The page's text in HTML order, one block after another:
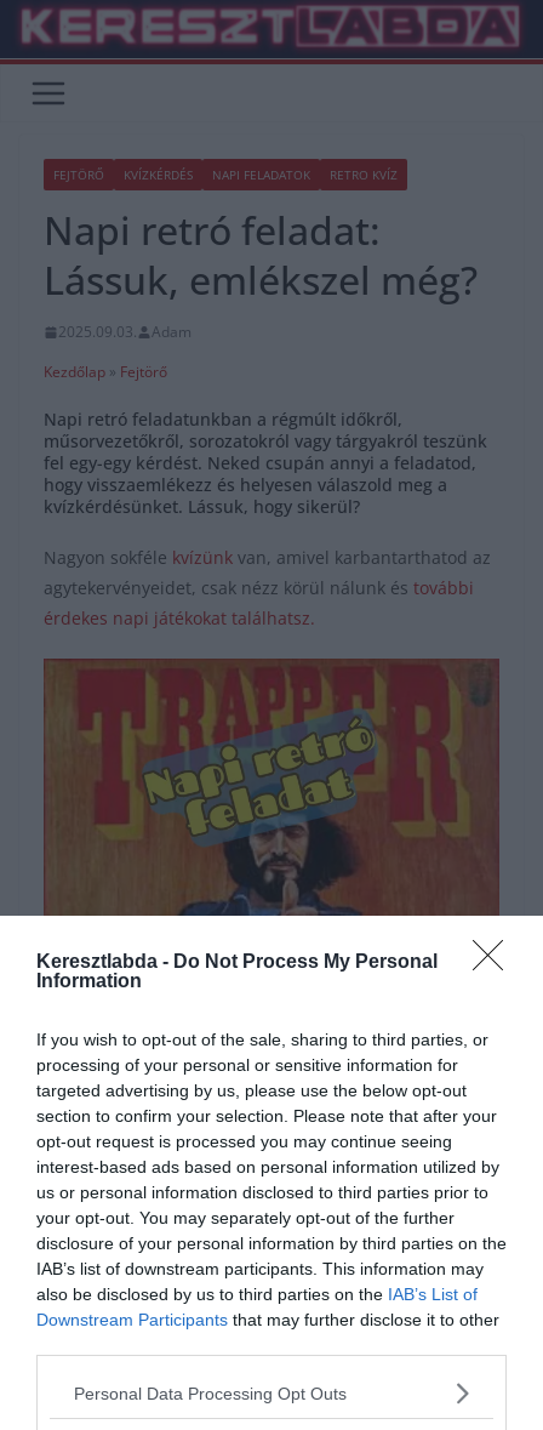
Keresztlabda - Do Not Process My Personal
Information
If you wish to opt-out of the sale, sharing to third parties, or
processing of your personal or sensitive information for
targeted advertising by us, please use the below opt-out
section to confirm your selection. Please note that after your
opt-out request is processed you may continue seeing
interest-based ads based on personal information utilized by
us or personal information disclosed to third parties prior to
your opt-out. You may separately opt-out of the further
disclosure of your personal information by third parties on the
IAB’s list of downstream participants. This information may
also be disclosed by us to third parties on the IAB’s List of
Downstream Participants that may further disclose it to other
Personal Data Processing Opt Outs
Skip
content
FEJTÖRŐ KVÍZKÉRDÉS NAPI FELADATOK RETRO KVÍZ
Napi retró feladat:
Lássuk, emlékszel még?
2025.09.03.
Adam
Kezdőlap » Fejtörő
Napi retró feladatunkban a régmúlt időkről,
műsorvezetőkről, sorozatokról vagy tárgyakról teszünk
fel egy-egy kérdést. Neked csupán annyi a feladatod,
hogy visszaemlékezz és helyesen válaszold meg a
kvízkérdésünket. Lássuk, hogy sikerül?
Nagyon sokféle kvízünk van, amivel karbantarthatod az
agytekervényeidet, csak nézz körül nálunk és további
érdekes napi játékokat találhatsz.
Mi volt a Trapper?
Újság